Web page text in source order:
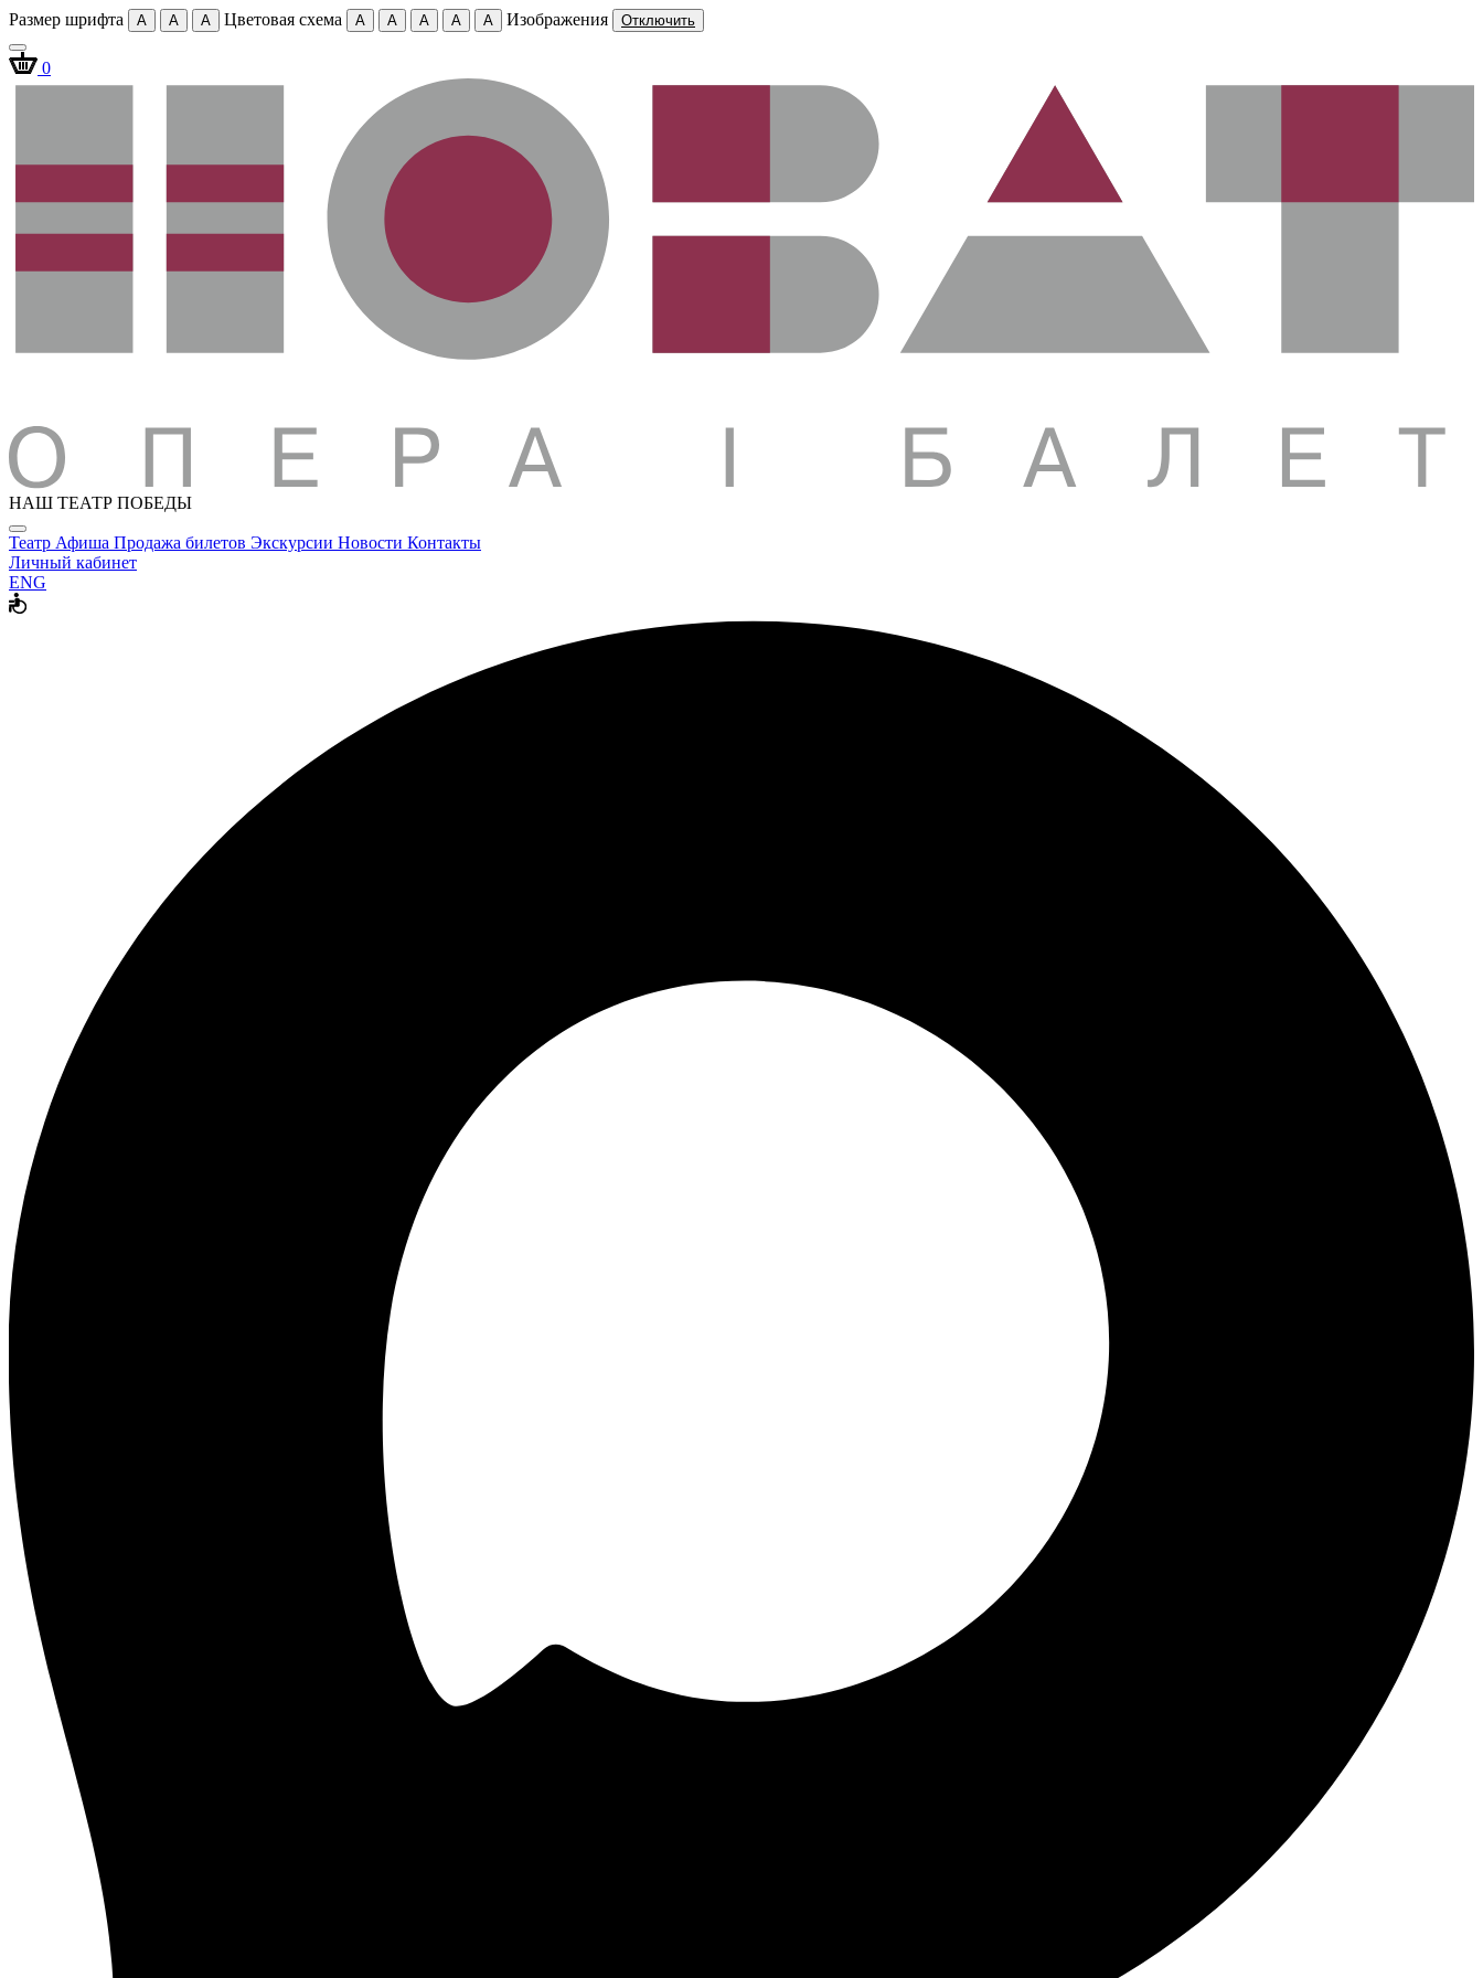
Размер шрифта A A A Цветовая схема A A A A A Изображения Отключить
0
НАШ ТЕАТР ПОБЕДЫ
Театр Афиша Продажа билетов Экскурсии Новости Контакты
Личный кабинет
ENG